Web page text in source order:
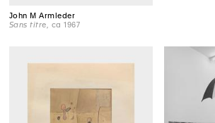
John M Armleder
Sans titre , ca 1967